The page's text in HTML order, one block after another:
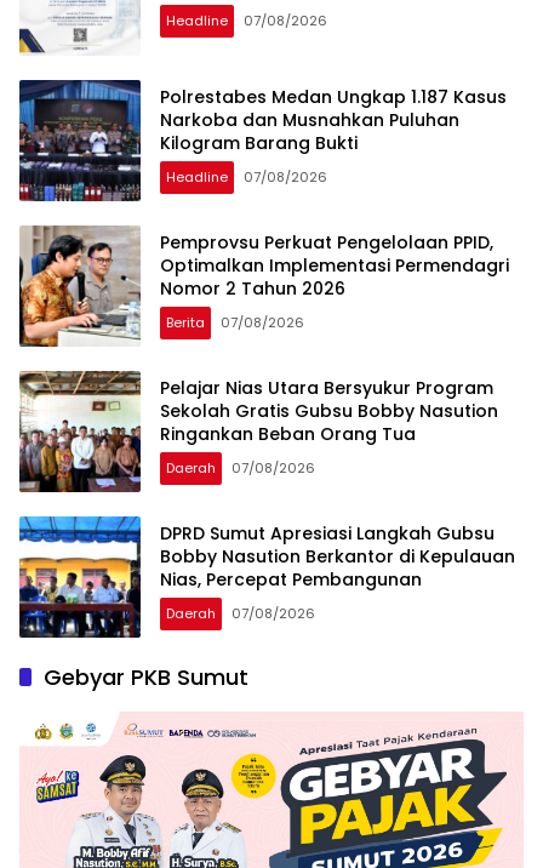
Headline 07/08/2026
Polrestabes Medan Ungkap 1.187 Kasus
Narkoba dan Musnahkan Puluhan
Kilogram Barang Bukti
Headline 07/08/2026
Pemprovsu Perkuat Pengelolaan PPID,
Optimalkan Implementasi Permendagri
Nomor 2 Tahun 2026
Berita 07/08/2026
Pelajar Nias Utara Bersyukur Program
Sekolah Gratis Gubsu Bobby Nasution
Ringankan Beban Orang Tua
Daerah 07/08/2026
DPRD Sumut Apresiasi Langkah Gubsu
Bobby Nasution Berkantor di Kepulauan
Nias, Percepat Pembangunan
Daerah 07/08/2026
Gebyar PKB Sumut